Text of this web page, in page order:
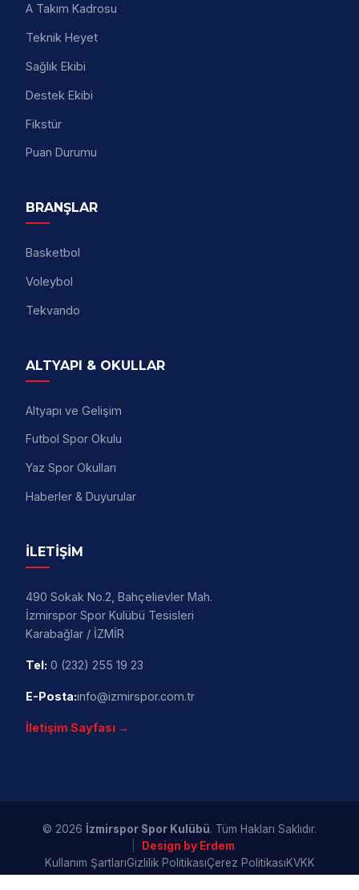
A Takım Kadrosu
Teknik Heyet
Sağlık Ekibi
Destek Ekibi
Fikstür
Puan Durumu
BRANŞLAR
Basketbol
Voleybol
Tekvando
ALTYAPI & OKULLAR
Altyapı ve Gelişim
Futbol Spor Okulu
Yaz Spor Okulları
Haberler & Duyurular
İLETİŞİM
490 Sokak No.2, Bahçelievler Mah.
İzmirspor Spor Kulübü Tesisleri
Karabağlar / İZMİR
Tel: 0 (232) 255 19 23
E-Posta:info@izmirspor.com.tr
İletişim Sayfası →
© 2026 İzmirspor Spor Kulübü. Tüm Hakları Saklıdır.
Design by Erdem
Kullanım ŞartlarıGizlilik PolitikasıÇerez PolitikasıKVKK